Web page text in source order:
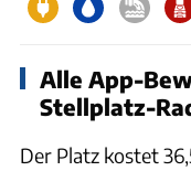
Alle App-
Stellplatz-
Der Platz kostet